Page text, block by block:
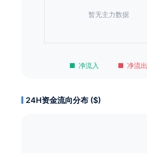
净流入 净流出
暂无主力数据
24H资金流向分布 ($)